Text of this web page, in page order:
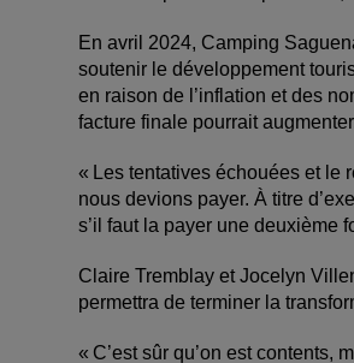
En avril 2024, Camping
soutenir le développement
en raison de l’inflation et des
facture finale pourrait
« Les tentatives échouées et le
nous devions payer. À titre
s’il faut la payer une deuxième
Claire Tremblay et Jocelyn
permettra de terminer la
« C’est sûr qu’on est contents,